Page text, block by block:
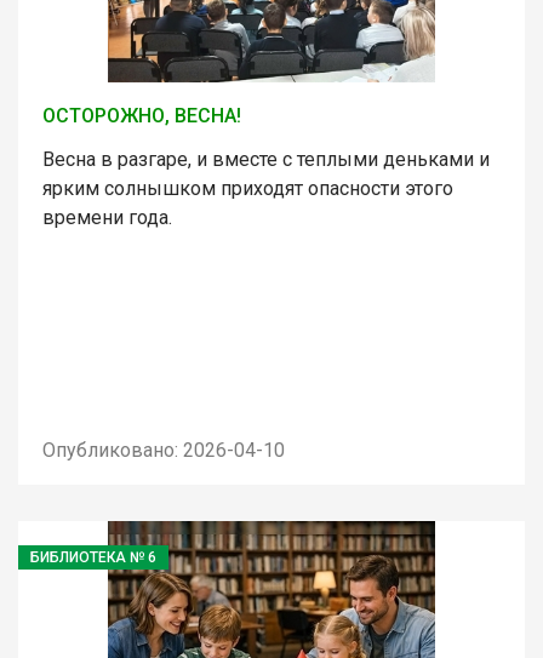
ОСТОРОЖНО, ВЕСНА!
Весна в разгаре, и вместе с теплыми деньками и
ярким солнышком приходят опасности этого
времени года.
Опубликовано: 2026-04-10
БИБЛИОТЕКА № 6